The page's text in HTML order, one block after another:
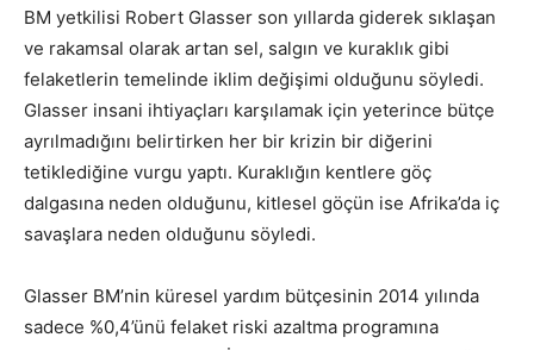
BM yetkilisi Robert Glasser son yıllarda giderek sıklaşan
ve rakamsal olarak artan sel, salgın ve kuraklık gibi
felaketlerin temelinde iklim değişimi olduğunu söyledi.
Glasser insani ihtiyaçları karşılamak için yeterince bütçe
ayrılmadığını belirtirken her bir krizin bir diğerini
tetiklediğine vurgu yaptı. Kuraklığın kentlere göç
dalgasına neden olduğunu, kitlesel göçün ise Afrika’da iç
savaşlara neden olduğunu söyledi.
Glasser BM’nin küresel yardım bütçesinin 2014 yılında
sadece %0,4’ünü felaket riski azaltma programına